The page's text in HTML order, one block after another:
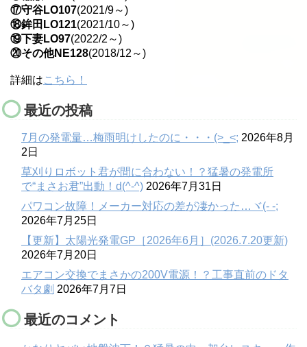
⑰守谷LO107(2021/9～)
⑱鉾田LO121(2021/10～)
⑲下妻LO97(2022/2～)
⑳その他NE128(2018/12～)
詳細はこちら！
最近の投稿
7月の発電量…梅雨明けしたのに・・・(>_<; 2026年8月
2日
草刈りロボット君が間に合わない！？猛暑の発電所
で“まさお君”出動！d(^-^) 2026年7月31日
パワコン故障！メーカー対応の差が凄かった…ヾ(- -;
2026年7月25日
【更新】太陽光発電GP［2026年6月］(2026.7.20更新)
2026年7月20日
エアコン交換でまさかの200V電源！？工事直前のドタ
バタ劇 2026年7月7日
最近のコメント